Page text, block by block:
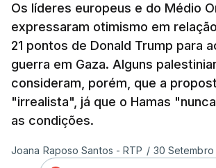
Os líderes europeus e do Médio
expressaram otimismo em
21 pontos de Donald Trump para
guerra em Gaza. Alguns
consideram, porém, que a
"irrealista", já que o Hamas
as condições.
Joana Raposo Santos - RTP / 30